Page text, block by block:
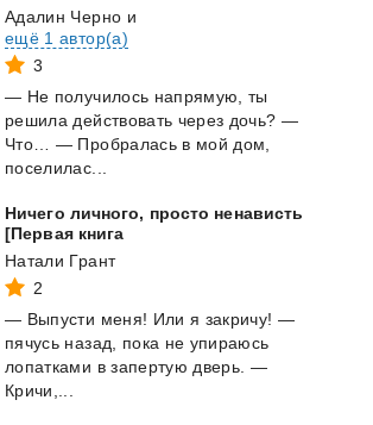
Адалин Черно и
ещё 1 автор(а)
3
— Не получилось напрямую, ты
решила действовать через дочь? —
Что… — Пробралась в мой дом,
поселилас...
Ничего личного, просто ненависть
[Первая книга
Натали Грант
2
— Выпусти меня! Или я закричу! —
пячусь назад, пока не упираюсь
лопатками в запертую дверь. —
Кричи,...